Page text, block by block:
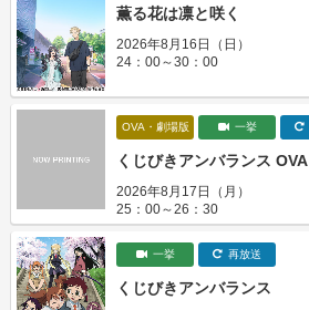
薫る花は凛と咲く
2026年8月16日（日）
24：00～30：00
OVA・劇場版 一挙
くじびきアンバランス OVA
2026年8月17日（月）
25：00～26：30
一挙 再放送
くじびきアンバランス